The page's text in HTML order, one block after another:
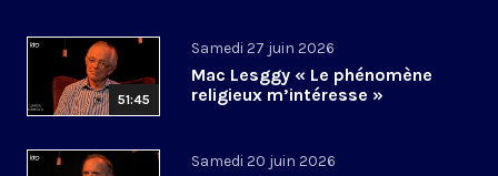
51:45
Samedi 27 juin 2026
Mac Lesggy « Le phénomène
religieux m’intéresse »
Samedi 20 juin 2026